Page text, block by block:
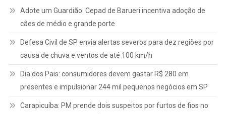
Adote um Guardião: Cepad de Barueri incentiva adoção de
cães de médio e grande porte
Defesa Civil de SP envia alertas severos para dez regiões por
causa de chuva e ventos de até 100 km/h
Dia dos Pais: consumidores devem gastar R$ 280 em
presentes e impulsionar 244 mil pequenos negócios em SP
Carapicuíba: PM prende dois suspeitos por furtos de fios no